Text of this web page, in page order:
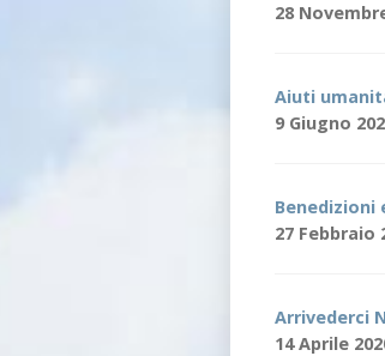
28
Aiuti
9 Giugno
Benedizioni
27 Febbraio
Arrivederci
14 Aprile